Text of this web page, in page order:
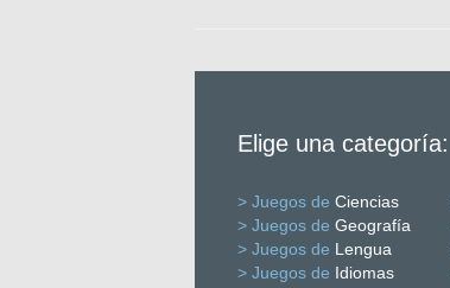
Elige una categoría:
> Juegos de Ciencias
> Juegos de Geografía
> Juegos de Lengua
> Juegos de Idiomas